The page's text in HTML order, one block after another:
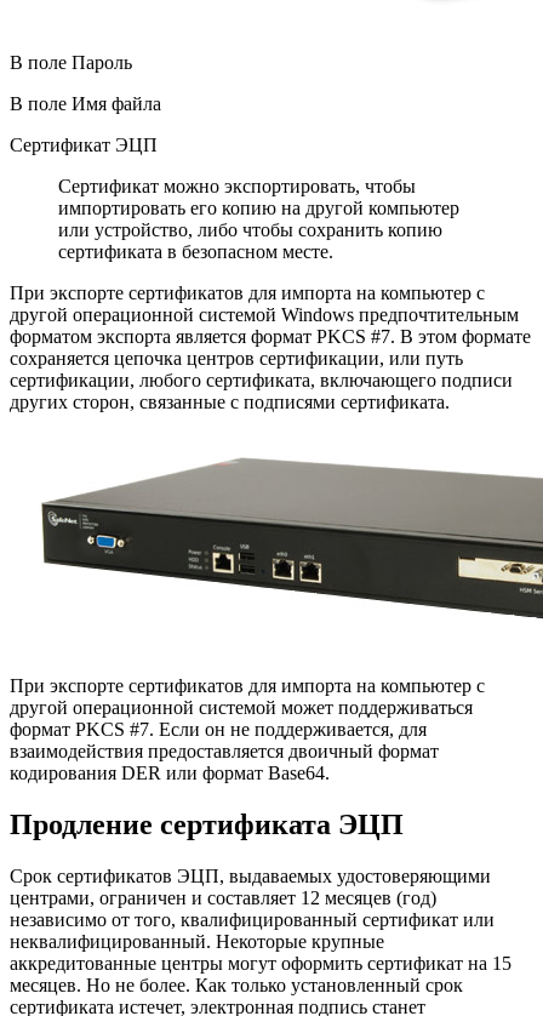
В поле Пароль
В поле Имя файла
Сертификат ЭЦП
Сертификат можно экспортировать, чтобы
импортировать его копию на другой компьютер
или устройство, либо чтобы сохранить копию
сертификата в безопасном месте.
При экспорте сертификатов для импорта на компьютер с
другой операционной системой Windows предпочтительным
форматом экспорта является формат PKCS #7. В этом формате
сохраняется цепочка центров сертификации, или путь
сертификации, любого сертификата, включающего подписи
других сторон, связанные с подписями сертификата.
При экспорте сертификатов для импорта на компьютер с
другой операционной системой может поддерживаться
формат PKCS #7. Если он не поддерживается, для
взаимодействия предоставляется двоичный формат
кодирования DER или формат Base64.
Продление сертификата ЭЦП
Срок сертификатов ЭЦП, выдаваемых удостоверяющими
центрами, ограничен и составляет 12 месяцев (год)
независимо от того, квалифицированный сертификат или
неквалифицированный. Некоторые крупные
аккредитованные центры могут оформить сертификат на 15
месяцев. Но не более. Как только установленный срок
сертификата истечет, электронная подпись станет